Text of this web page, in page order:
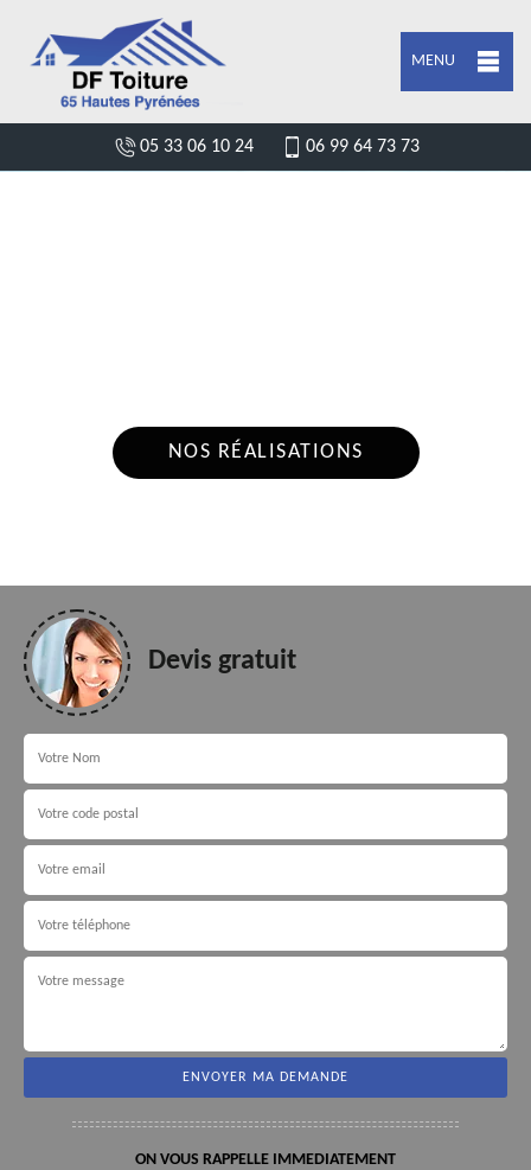
MENU
05 33 06 10 24 06 99 64 73 73
NOS RÉALISATIONS
Devis gratuit
ON VOUS RAPPELLE IMMEDIATEMENT